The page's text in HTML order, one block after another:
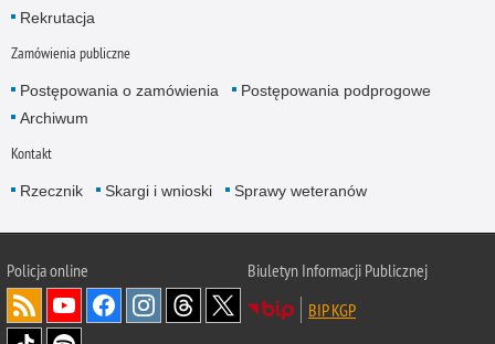
Rekrutacja
Zamówienia publiczne
Postępowania o zamówienia
Postępowania podprogowe
Archiwum
Kontakt
Rzecznik Skargi i wnioski Sprawy weteranów
Policjaonline
Biuletyn Informacji Publicznej
BIP KGP